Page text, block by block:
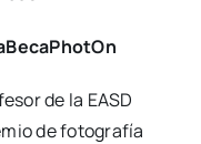
de la EASD
de foto­gra­fía